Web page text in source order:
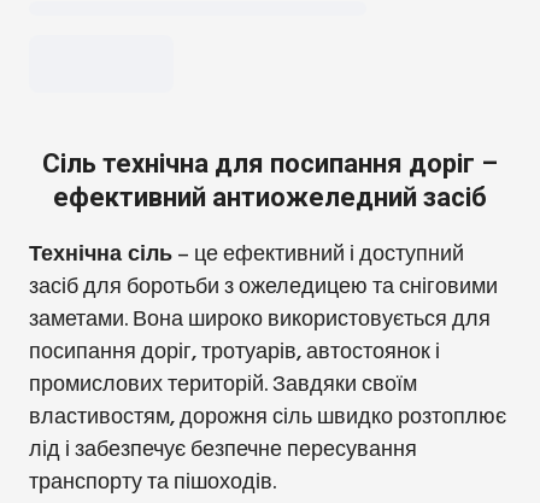
Сіль технічна для посипання доріг –
ефективний антиожеледний засіб
Технічна сіль– це ефективний і доступний
засіб для боротьби з ожеледицею та сніговими
заметами. Вона широко використовується для
посипання доріг, тротуарів, автостоянок і
промислових територій. Завдяки своїм
властивостям, дорожня сіль швидко розтоплює
лід і забезпечує безпечне пересування
транспорту та пішоходів.